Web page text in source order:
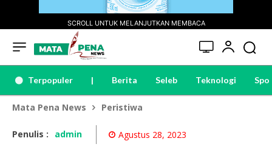
SCROLL UNTUK MELANJUTKAN MEMBACA
Terpopuler | Berita Seleb Teknologi
Mata Pena News Peristiwa
Penulis : admin Agustus 28, 2023